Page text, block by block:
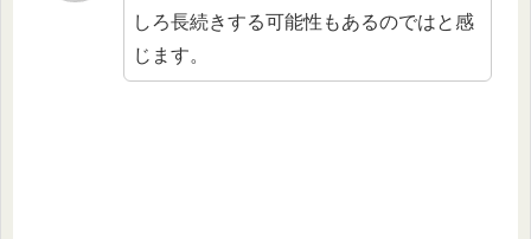
しろ長続きする可能性もあるのではと感
じます。